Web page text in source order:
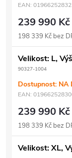
EAN:
239 990 Kč
198 339 Kč bez
Velikost: L,
90327-1004
Dostupnost: NA
EAN:
239 990 Kč
198 339 Kč bez
Velikost: XL,